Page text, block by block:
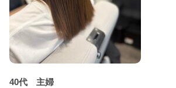
40代 主婦